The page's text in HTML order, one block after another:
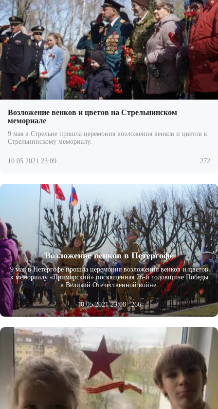
Возложение венков и цветов на Стрельнинском
мемориале
9 мая в Стрельне прошла церемония возложения венков и цветов к
Стрельнинскому мемориалу.
10.05.2021 23:09 272
Возложение венков в Петергофе
9 мая в Петергофе прошла церемония возложения венков и цветов
к мемориалу «Приморский» посвящённая 76-й годовщине Победы
в Великой Отечественной войне.
10.05.2021 23:08 266